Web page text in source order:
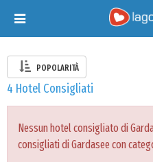
Toggle
navigation
POPOLARITÀ
4 Hotel Consigliati
Nessun hotel consigliato di
consigliati di Gardasee con